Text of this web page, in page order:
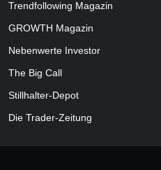
Trendfollowing Magazin
GROWTH Magazin
Nebenwerte Investor
The Big Call
Stillhalter-Depot
Die Trader-Zeitung